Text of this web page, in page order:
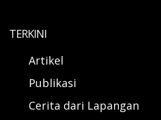
TERKINI
Artikel
Publikasi
Cerita dari Lapangan